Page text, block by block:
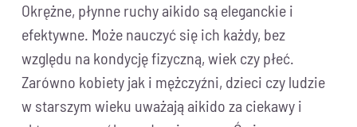
Okrężne, płynne ruchy aikido są eleganckie i
efektywne. Może nauczyć się ich każdy, bez
względu na kondycję fizyczną, wiek czy płeć.
Zarówno kobiety jak i mężczyźni, dzieci czy ludzie
w starszym wieku uważają aikido za ciekawy i